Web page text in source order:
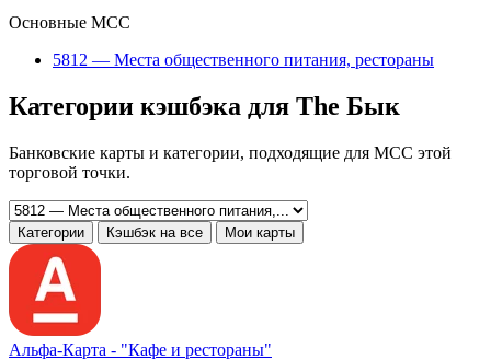
Основные MCC
5812 — Места общественного питания, рестораны
Категории кэшбэка для The Бык
Банковские карты и категории, подходящие для MCC этой
торговой точки.
Категории Кэшбэк на все Мои карты
Альфа‑Карта - "Кафе и рестораны"